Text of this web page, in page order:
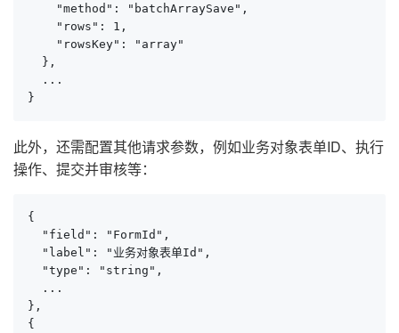
    "method": "batchArraySave",
    "rows": 1,
    "rowsKey": "array"
  },
  ...
}
此外，还需配置其他请求参数，例如业务对象表单ID、执行
操作、提交并审核等：
{
  "field": "FormId",
  "label": "业务对象表单Id",
  "type": "string",
  ...
},
{